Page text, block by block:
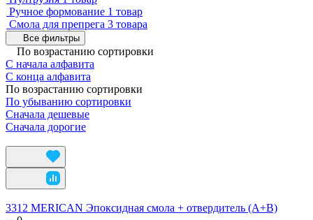
Ручное формование 1 товар
Смола для препрега 3 товара
Все фильтры
По возрастанию сортировки
С начала алфавита
С конца алфавита
По возрастанию сортировки
По убыванию сортировки
Сначала дешевые
Сначала дорогие
3312 MERICAN Эпоксидная смола + отвердитель (А+В)